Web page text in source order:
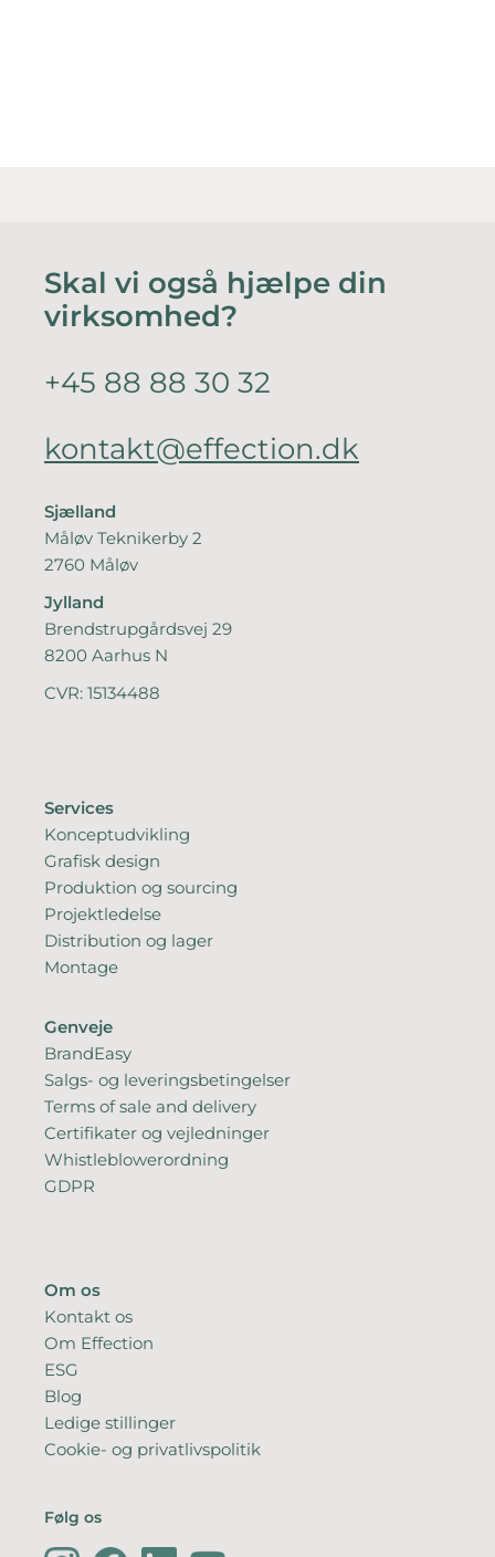
Skal vi også hjælpe din
virksomhed?
+45 88 88 30 32
kontakt@effection.dk
Sjælland
Måløv Teknikerby 2
2760 Måløv
Jylland
Brendstrupgårdsvej 29
8200 Aarhus N
CVR: 15134488
Services
Konceptudvikling
Grafisk design
Produktion og sourcing
Projektledelse
Distribution og lager
Montage
Genveje
BrandEasy
Salgs- og leveringsbetingelser
Terms of sale and delivery
Certifikater og vejledninger
Whistleblowerordning
GDPR
Om os
Kontakt os
Om Effection
ESG
Blog
Ledige stillinger
Cookie- og privatlivspolitik
Følg os